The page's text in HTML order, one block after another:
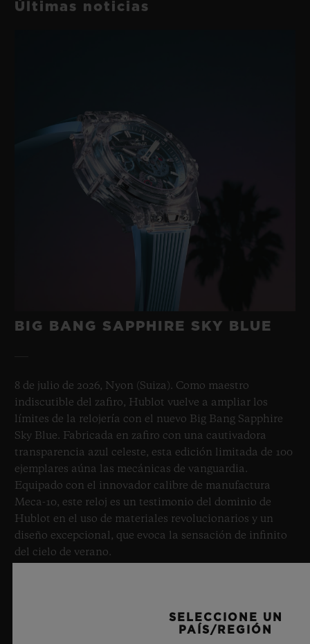
Últimas noticias
BIG BANG SAPPHIRE SKY BLUE
8 de julio de 2026, Nyon (Suiza). Como maestro
indiscutible del zafiro, Hublot vuelve a ampliar los
límites de la relojería con el nuevo Big Bang Sapphire
Sky Blue. Fabricada en zafiro con una cautivadora
transparencia azul celeste, esta edición limitada de 100
ejemplares aúna las mecánicas de vanguardia.
Equipado con el innovador calibre de manufactura
Meca-10, este reloj es un testimonio del dominio de
Hublot en el uso de materiales revolucionarios y un
diseño excepcional, que evoca la sensación de infinito
del cielo de verano.
SELECCIONE UN
PAÍS/REGIÓN